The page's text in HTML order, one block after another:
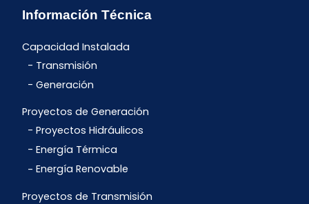
Información Técnica
Capacidad Instalada
Transmisión
Generación
Proyectos de Generación
Proyectos Hidráulicos
Energía Térmica
Energía Renovable
Proyectos de Transmisión